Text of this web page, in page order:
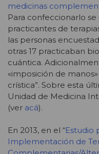
medicinas
Para confeccionarlo
practicantes de
las personas
otras 17 practicaban
cuántica.
«imposición de
crística”. Sobre esta
Unidad de Medicina
(ver acá).
En 2013, en el “Estudio
Implementación de